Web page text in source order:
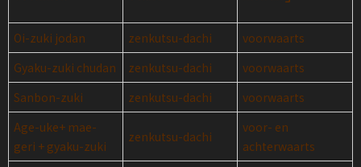
Oi-zuki jodan zenkutsu-dachi
voorwaarts
Gyaku-zuki chudan
zenkutsu-dachi
voorwaarts
Sanbon-zuki
zenkutsu-dachi
voorwaarts
Age-uke+ mae-
geri + gyaku-zuki
zenkutsu-dachi
voor- en
achterwaarts